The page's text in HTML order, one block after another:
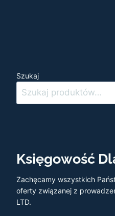
Szukaj
Księgowość
Zachęcamy wszystkich
oferty związanej z
LTD.